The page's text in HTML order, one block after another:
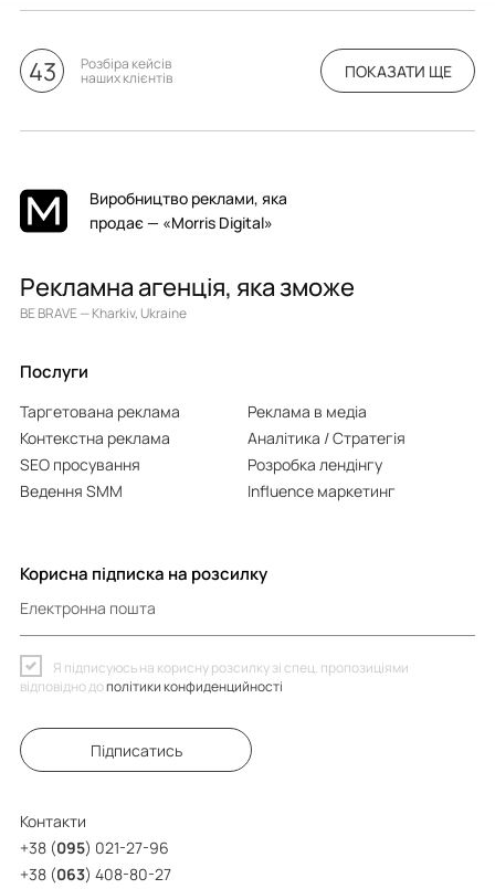
ПОКАЗАТИ ЩЕ
43 Розбіра кейсів
наших клієнтів
Виробництво реклами, яка
продає — «Morris Digital»
Рекламна агенція, яка зможе
BE BRAVE — Kharkiv, Ukraine
Послуги
Таргетована реклама
Контекстна реклама
SEO просування
Ведення SMM
Реклама в медіа
Аналітика / Стратегія
Розробка лендінгу
Influence маркетинг
Контакти
+38 (095) 021-27-96
+38 (063) 408-80-27
Корисна підписка на розсилку
Електронна пошта
Я підписуюсь на корисну розсилку зі спец. пропозиціями
відповідно дополітики конфиденцийності
Підписатись